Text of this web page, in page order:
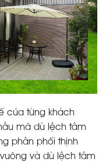
của từng khách
mã dù lệch tâm
phân phối thịnh
và dù lệch tâm